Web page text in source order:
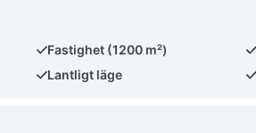
Fastighet (1200 m²)
Lantligt läge